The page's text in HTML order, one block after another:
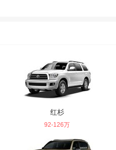
红杉
92-126万